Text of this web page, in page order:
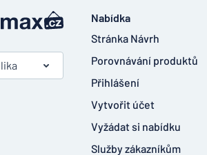
Nabídka
Stránka Návrh
Porovnávání produktů
Přihlášení
Vytvořit účet
Vyžádat si nabídku
Služby zákazníkům